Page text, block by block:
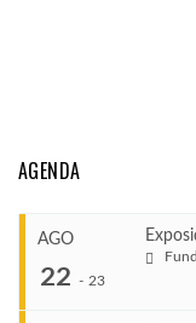
AGENDA
AGO
22 - 23